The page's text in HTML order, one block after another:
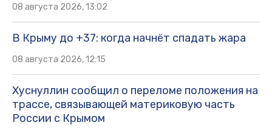
08 августа 2026, 13:02
В Крыму до +37: когда начнёт спадать жара
08 августа 2026, 12:15
Хуснуллин сообщил о переломе положения на
трассе, связывающей материковую часть
России с Крымом